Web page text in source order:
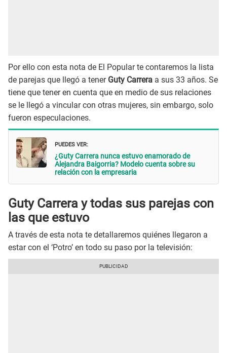
Por ello con esta nota de El Popular te contaremos la lista
de parejas que llegó a tener Guty Carrera a sus 33 años. Se
tiene que tener en cuenta que en medio de sus relaciones
se le llegó a vincular con otras mujeres, sin embargo, solo
fueron especulaciones.
PUEDES VER:
¿Guty Carrera nunca estuvo enamorado de
Alejandra Baigorria? Modelo cuenta sobre su
relación con la empresaria
Guty Carrera y todas sus parejas con
las que estuvo
A través de esta nota te detallaremos quiénes llegaron a
estar con el ‘Potro’ en todo su paso por la televisión: